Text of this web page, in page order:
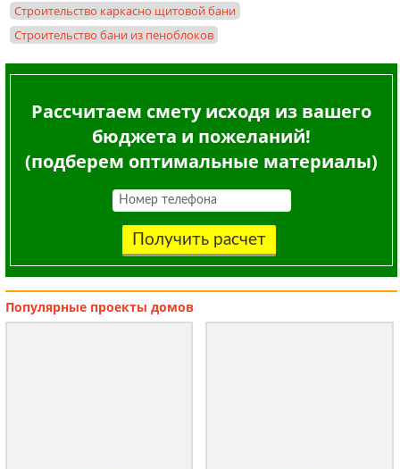
Строительство каркасно щитовой бани
Строительство бани из пеноблоков
Рассчитаем смету исходя из вашего
бюджета и пожеланий!
(подберем оптимальные материалы)
Получить расчет
Популярные проекты домов